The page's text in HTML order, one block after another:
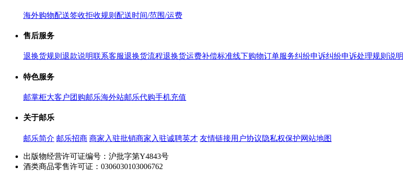
海外购物配送签收拒收规则 配送时间/范围/运费
售后服务
退换货规则 退款说明联系客服退换货流程退换货运费补偿标准线下购物订单服务纠纷申诉纠纷申诉处理规则说明
特色服务
邮掌柜大客户团购邮乐海外站邮乐代购手机充值
关于邮乐
邮乐简介 邮乐招商 商家入驻批销商家入驻诚聘英才 友情链接用户协议隐私权保护网站地图
出版物经营许可证编号：沪批字第Y4843号
酒类商品零售许可证：0306030103006762